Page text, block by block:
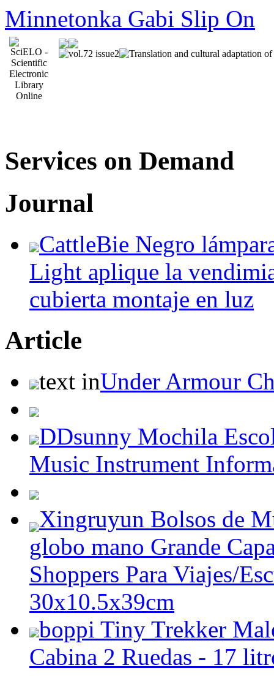
Minnetonka Gabi Slip On
Services on Demand
Journal
CattleBie Negro
Light aplique la
cubierta montaje en luz
Article
text inUnder Armour
DDsunny Mochila
Music Instrument
Xingruyun Bolsos de
globo mano Grande
Shoppers Para Viajes/
30x10.5x39cm
boppi Tiny Trekker
Cabina 2 Ruedas - 17